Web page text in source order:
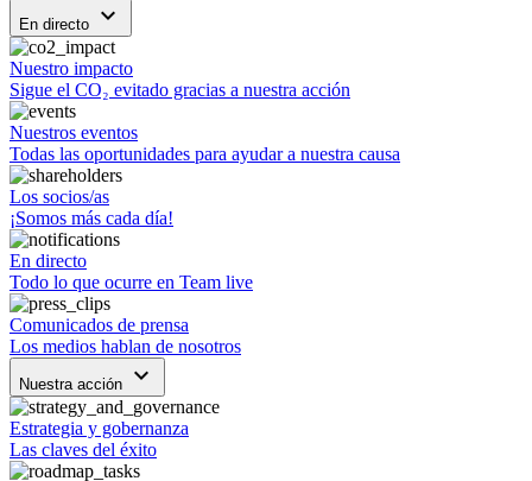
En directo keyboard_arrow_down
Nuestro impacto
Sigue el CO₂ evitado gracias a nuestra acción
Nuestros eventos
Todas las oportunidades para ayudar a nuestra causa
Los socios/as
¡Somos más cada día!
En directo
Todo lo que ocurre en Team live
Comunicados de prensa
Los medios hablan de nosotros
Nuestra acción keyboard_arrow_down
Estrategia y gobernanza
Las claves del éxito